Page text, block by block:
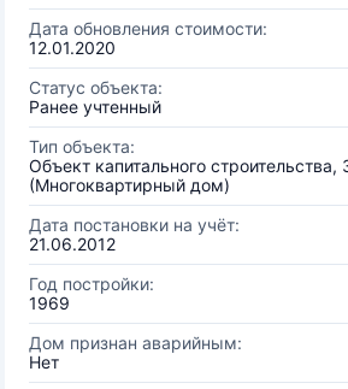
Дата обновления стоимости:
12.01.2020
Статус объекта:
Ранее учтенный
Тип объекта:
Объект капитального строительства,
(Многоквартирный дом)
Дата постановки на учёт:
21.06.2012
Год постройки:
1969
Дом признан аварийным:
Нет